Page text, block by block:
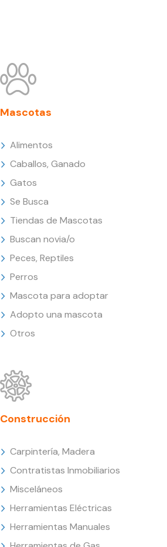
Mascotas
Alimentos
Caballos, Ganado
Gatos
Se Busca
Tiendas de Mascotas
Buscan novia/o
Peces, Reptiles
Perros
Mascota para adoptar
Adopto una mascota
Otros
Construcción
Carpintería, Madera
Contratistas Inmobiliarios
Misceláneos
Herramientas Eléctricas
Herramientas Manuales